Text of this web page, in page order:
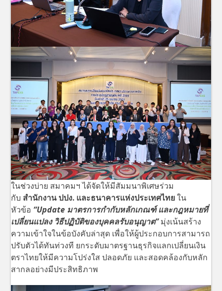
ในช่วงบ่าย สมาคมฯ ได้จัดให้มีสัมมนาพิเศษร่วม
กับ สำนักงาน ปปง. และธนาคารแห่งประเทศไทยใน
หัวข้อ “Update มาตรการกำกับหลักเกณฑ์ และกฎหมายที่
เปลี่ยนแปลง วิธีปฏิบัติของบุคคลรับอนุญาต”มุ่งเน้นสร้าง
ความเข้าใจในข้อบังคับล่าสุด เพื่อให้ผู้ประกอบการสามารถ
ปรับตัวได้ทันท่วงที ยกระดับมาตรฐานธุรกิจแลกเปลี่ยนเงิน
ตราไทยให้มีความโปร่งใส ปลอดภัย และสอดคล้องกับหลัก
สากลอย่างมีประสิทธิภาพ